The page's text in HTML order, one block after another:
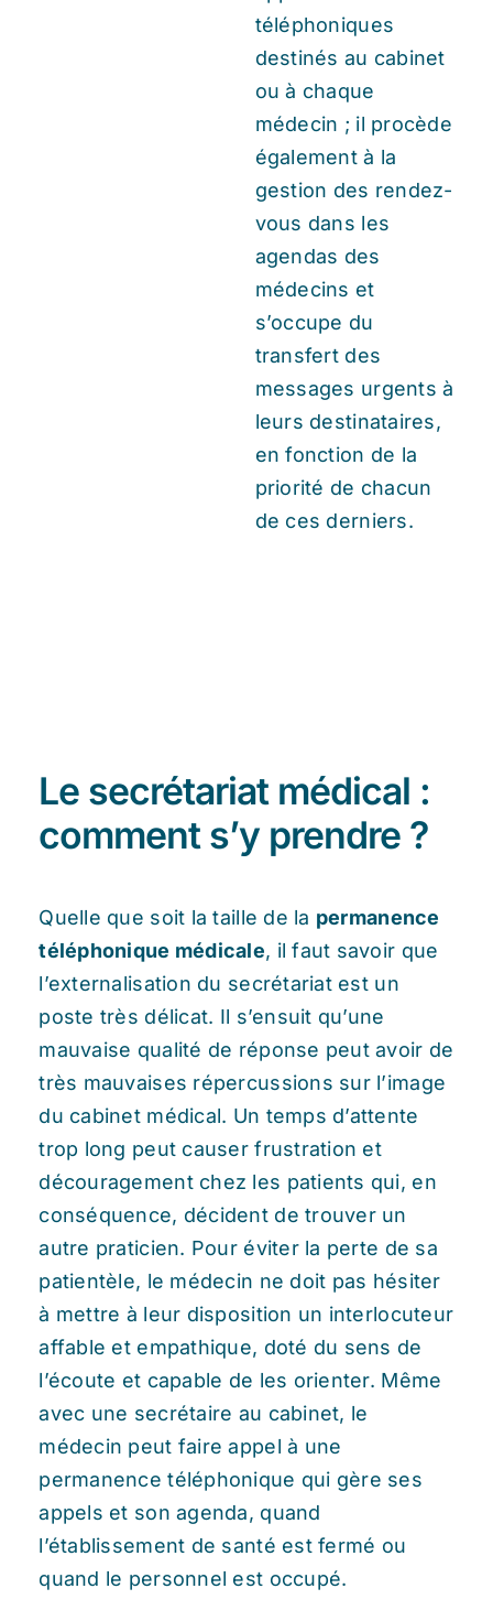
téléphoniques
destinés au cabinet
ou à chaque
médecin ; il procède
également à la
gestion des rendez-
vous dans les
agendas des
médecins et
s’occupe du
transfert des
messages urgents à
leurs destinataires,
en fonction de la
priorité de chacun
de ces derniers.
Le secrétariat médical :
comment s’y prendre ?
Quelle que soit la taille de la permanence
téléphonique médicale, il faut savoir que
l’externalisation du secrétariat est un
poste très délicat. Il s’ensuit qu’une
mauvaise qualité de réponse peut avoir de
très mauvaises répercussions sur l’image
du cabinet médical. Un temps d’attente
trop long peut causer frustration et
découragement chez les patients qui, en
conséquence, décident de trouver un
autre praticien. Pour éviter la perte de sa
patientèle, le médecin ne doit pas hésiter
à mettre à leur disposition un interlocuteur
affable et empathique, doté du sens de
l’écoute et capable de les orienter. Même
avec une secrétaire au cabinet, le
médecin peut faire appel à une
permanence téléphonique qui gère ses
appels et son agenda, quand
l’établissement de santé est fermé ou
quand le personnel est occupé.